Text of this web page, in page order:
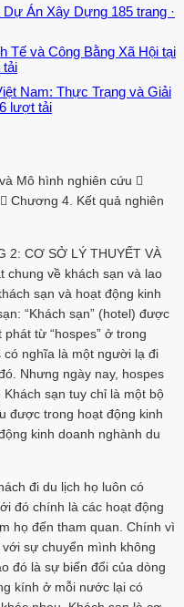
Án Xây Dựng 185 trang ·
Tế và Công Bằng Xã Hội tại
Nam: Thực Trạng và Giải
6 lượt tải
Mô hình nghiên cứu 
Chương 4. Kết quả nghiên
2: CƠ SỞ LÝ THUYẾT VÀ
chung về khách sạn và lao
sạn và hoạt động kinh
“Khách sạn” (hotel) được
từ “hospes” ở trong
nghĩa là một người lạ đi
Nhưng ngày nay, hospes
sạn tuy chỉ là một bộ
được trong hoạt động kinh
kinh doanh nghành du
đi du lịch họ luôn có
đó chính là các hoạt động
họ đến tham quan. Chính vì
sự chuyển mình không
đó là sự biển đổi của dòng
kính ở mỗi nước lại có